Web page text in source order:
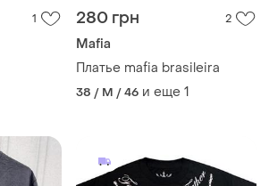
1 280 грн 2
Mafia
Платье mafia brasileira
38 / M / 46 и еще 1